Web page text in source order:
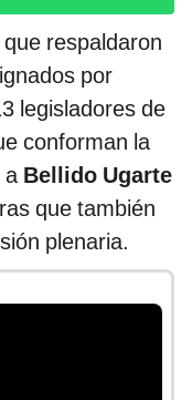
respaldaron
por
legisladores de
conforman la
a Bellido Ugarte
que también
plenaria.